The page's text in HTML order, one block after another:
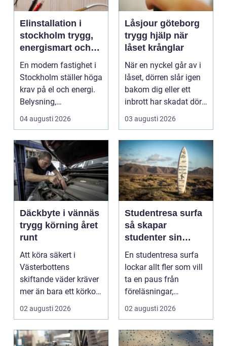
Elinstallation i
stockholm trygg,
energismart och
framtidssäker el i
fastigheten
En modern fastighet i
Stockholm ställer höga
krav på el och energi.
Belysning,
värmepumpar,
kylanläg...
04 augusti 2026
Låsjour göteborg
trygg hjälp när
låset krånglar
När en nyckel går av i
låset, dörren slår igen
bakom dig eller ett
inbrott har skadat dörr
och karm,...
03 augusti 2026
Däckbyte i vännäs
trygg körning året
runt
Att köra säkert i
Västerbottens
skiftande väder kräver
mer än bara ett körkort
och en pålitlig bil. ...
02 augusti 2026
Studentresa surfa
så skapar
studenter sin
ultimata paus från
plugget
En studentresa surfa
lockar allt fler som vill
ta en paus från
föreläsningar,
tentaplugg och sena
02 augusti 2026